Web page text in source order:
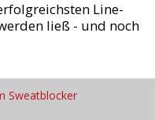
Line-
ließ - und noch